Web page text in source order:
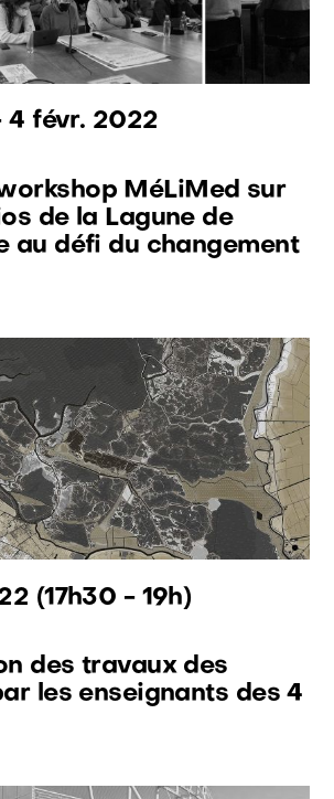
4 févr. 2022
MéLiMed sur
de la Lagune de
au défi du changement
(17h30 - 19h)
des travaux des
les enseignants des 4